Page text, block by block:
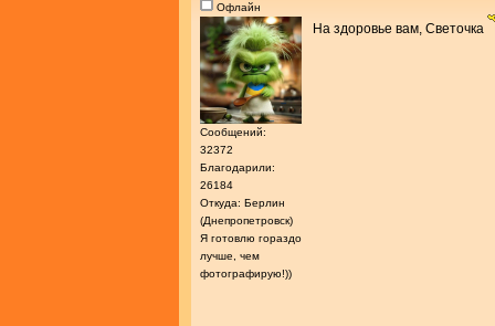
Офлайн
Сообщений:
32372
Благодарили:
26184
Откуда: Берлин
(Днепропетровск)
Я готовлю гораздо
лучше, чем
фотографирую!))
На здоровье вам, Светочка